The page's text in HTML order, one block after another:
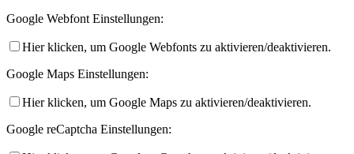
Google Webfont Einstellungen:
Hier klicken, um Google Webfonts zu aktivieren/deaktivieren.
Google Maps Einstellungen:
Hier klicken, um Google Maps zu aktivieren/deaktivieren.
Google reCaptcha Einstellungen: